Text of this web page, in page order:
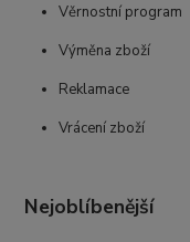
Věrnostní program
Výměna zboží
Reklamace
Vrácení zboží
Nejoblíbenější